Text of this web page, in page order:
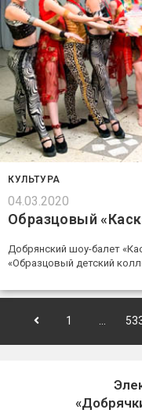
КУЛЬТУРА
04.03.2020
Образцовый
Добрянский шоу-балет
«Образцовый детский
1